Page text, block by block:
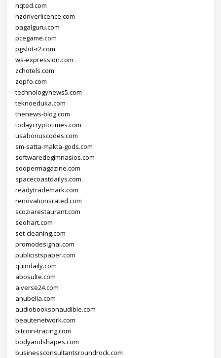
nqted.com
nzdriverlicence.com
pagalguru.com
pcegame.com
pgslot-r2.com
ws-expression.com
zchotels.com
zepfo.com
technologynews5.com
teknoeduka.com
thenews-blog.com
todaycryptotimes.com
usabonuscodes.com
sm-satta-makta-gods.com
softwaredegimnasios.com
soopermagazine.com
spacecoastdailys.com
readytrademark.com
renovationsrated.com
scoziarestaurant.com
seohart.com
set-cleaning.com
promodesignai.com
publicistspaper.com
quindaily.com
abosulte.com
aiverse24.com
anubella.com
audiobooksonaudible.com
beautenetwork.com
bitcoin-tracing.com
bodyandshapes.com
businessconsultantsroundrock.com